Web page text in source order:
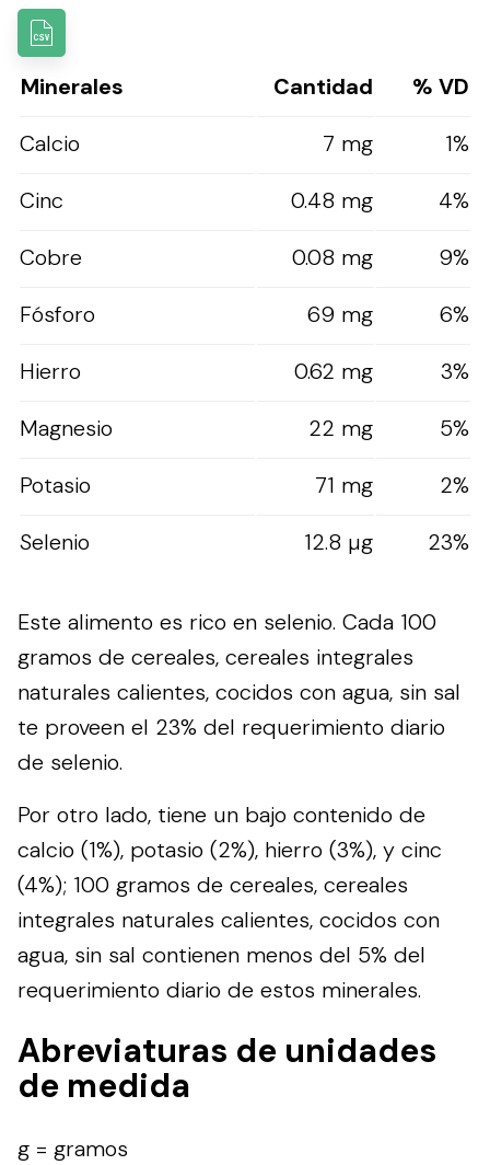
Minerales Cantidad
% VD
Calcio
7 mg
1%
Cinc
0.48 mg
4%
Cobre
0.08 mg
9%
Fósforo
69 mg
6%
Hierro
0.62 mg
3%
Magnesio
22 mg
5%
Potasio
71 mg
2%
Selenio
12.8 µg 23%
Este alimento es rico en selenio. Cada 100
gramos de cereales, cereales integrales
naturales calientes, cocidos con agua, sin sal
te proveen el 23% del requerimiento diario
de selenio.
Por otro lado, tiene un bajo contenido de
calcio (1%), potasio (2%), hierro (3%), y cinc
(4%); 100 gramos de cereales, cereales
integrales naturales calientes, cocidos con
agua, sin sal contienen menos del 5% del
requerimiento diario de estos minerales.
Abreviaturas de unidades
de medida
g = gramos